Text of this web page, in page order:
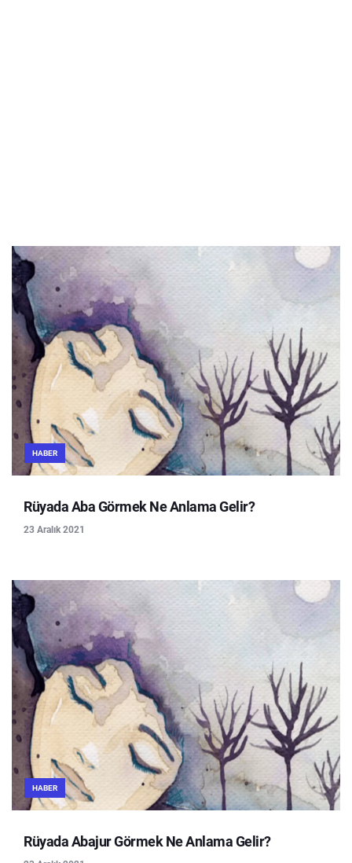
HABER
Rüyada Aba Görmek Ne Anlama Gelir?
23 Aralık 2021
HABER
Rüyada Abajur Görmek Ne Anlama Gelir?